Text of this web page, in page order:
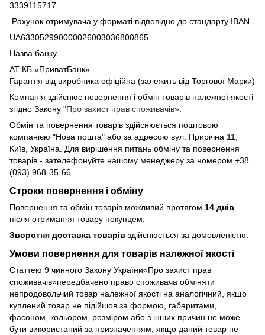
3339115717
Рахунок отримувача у форматі відповідно до стандарту IBAN
UA633052990000026003036800865
Назва банку
АТ КБ «ПриватБанк»
Гарантія від виробника офіційна (залежить від Торгової Марки)
Компанія здійснює повернення і обмін товарів належної якості
згідно Закону "Про захист прав споживачів»
Обмін та повернення товарів здійснюється поштовою
компанією "Нова пошта" або за адресою вул. Прирічна 11,
Київ, Україна. Для вирішення питань обміну та повернення
товарів - зателефонуйте нашому менеджеру за номером +38
(093) 968-35-66
Строки повернення і обміну
Повернення та обмін товарів можливий протягом 14 днів
після отримання товару покупцем.
Зворотня доставка товарів здійснюється за домовленістю.
Умови повернення для товарів належної якості
Статтею 9 чинного Закону України«Про захист прав
споживачів»передбачено право споживача обміняти
непродовольчий товар належної якості на аналогічний, якщо
куплений товар не підійшов за формою, габаритами,
фасоном, кольором, розміром або з інших причин не може
бути використаний за призначенням, якщо даний товар не